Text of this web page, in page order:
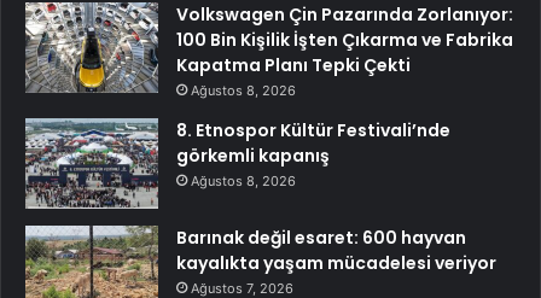
Volkswagen Çin Pazarında Zorlanıyor:
100 Bin Kişilik İşten Çıkarma ve Fabrika
Kapatma Planı Tepki Çekti
Ağustos 8, 2026
8. Etnospor Kültür Festivali’nde
görkemli kapanış
Ağustos 8, 2026
Barınak değil esaret: 600 hayvan
kayalıkta yaşam mücadelesi veriyor
Ağustos 7, 2026